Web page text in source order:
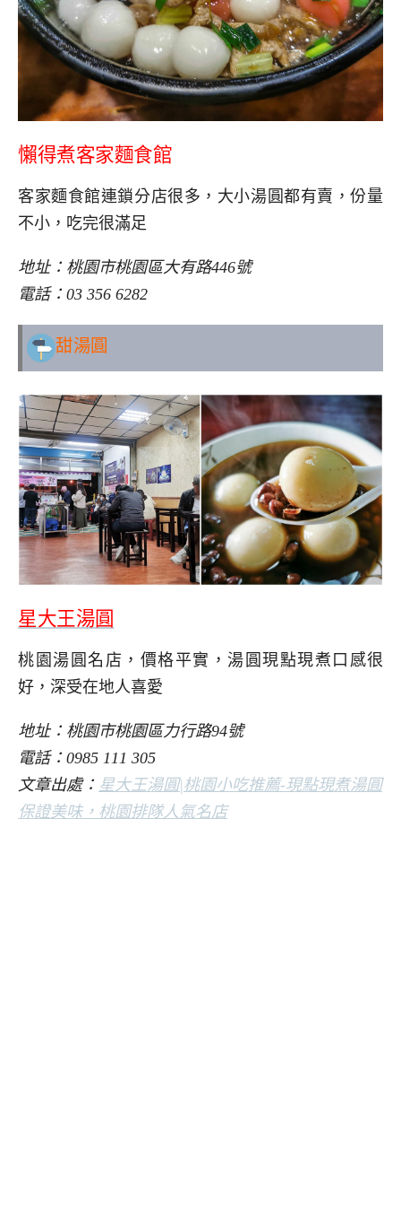
懶得煮客家麵食館
客家麵食館連鎖分店很多，大小湯圓都有賣，份量
不小，吃完很滿足
地址：桃園市桃園區大有路446號
電話：03 356 6282
甜湯圓
星大王湯圓
桃園湯圓名店，價格平實，湯圓現點現煮口感很
好，深受在地人喜愛
地址：桃園市桃園區力行路94號
電話：0985 111 305
文章出處： 星大王湯圓|桃園小吃推薦-現點現煮湯圓
保證美味，桃園排隊人氣名店